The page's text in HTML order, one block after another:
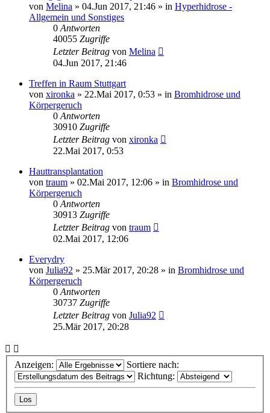
von Melina » 04.Jun 2017, 21:46 » in Hyperhidrose -
Allgemein und Sonstiges
0 Antworten
40055 Zugriffe
Letzter Beitrag von Melina
04.Jun 2017, 21:46
Treffen in Raum Stuttgart
von xironka » 22.Mai 2017, 0:53 » in Bromhidrose und
Körpergeruch
0 Antworten
30910 Zugriffe
Letzter Beitrag von xironka
22.Mai 2017, 0:53
Hauttransplantation
von traum » 02.Mai 2017, 12:06 » in Bromhidrose und
Körpergeruch
0 Antworten
30913 Zugriffe
Letzter Beitrag von traum
02.Mai 2017, 12:06
Everydry
von Julia92 » 25.Mär 2017, 20:28 » in Bromhidrose und
Körpergeruch
0 Antworten
30737 Zugriffe
Letzter Beitrag von Julia92
25.Mär 2017, 20:28
Anzeigen:
Sortiere nach:
Richtung: